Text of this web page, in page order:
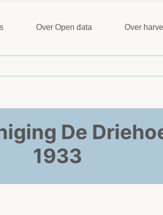
Over Open data Over
De
1933